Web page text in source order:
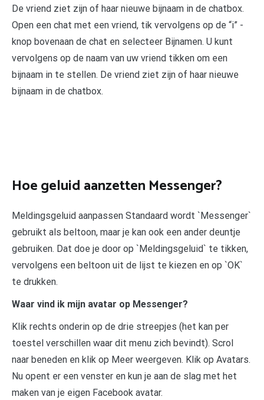
De vriend ziet zijn of haar nieuwe bijnaam in de chatbox.
Open een chat met een vriend, tik vervolgens op de “i” -
knop bovenaan de chat en selecteer Bijnamen. U kunt
vervolgens op de naam van uw vriend tikken om een
bijnaam in te stellen. De vriend ziet zijn of haar nieuwe
bijnaam in de chatbox.
Hoe geluid aanzetten Messenger?
Meldingsgeluid aanpassen Standaard wordt `Messenger`
gebruikt als beltoon, maar je kan ook een ander deuntje
gebruiken. Dat doe je door op `Meldingsgeluid` te tikken,
vervolgens een beltoon uit de lijst te kiezen en op `OK`
te drukken.
Waar vind ik mijn avatar op Messenger?
Klik rechts onderin op de drie streepjes (het kan per
toestel verschillen waar dit menu zich bevindt). Scrol
naar beneden en klik op Meer weergeven. Klik op Avatars.
Nu opent er een venster en kun je aan de slag met het
maken van je eigen Facebook avatar.